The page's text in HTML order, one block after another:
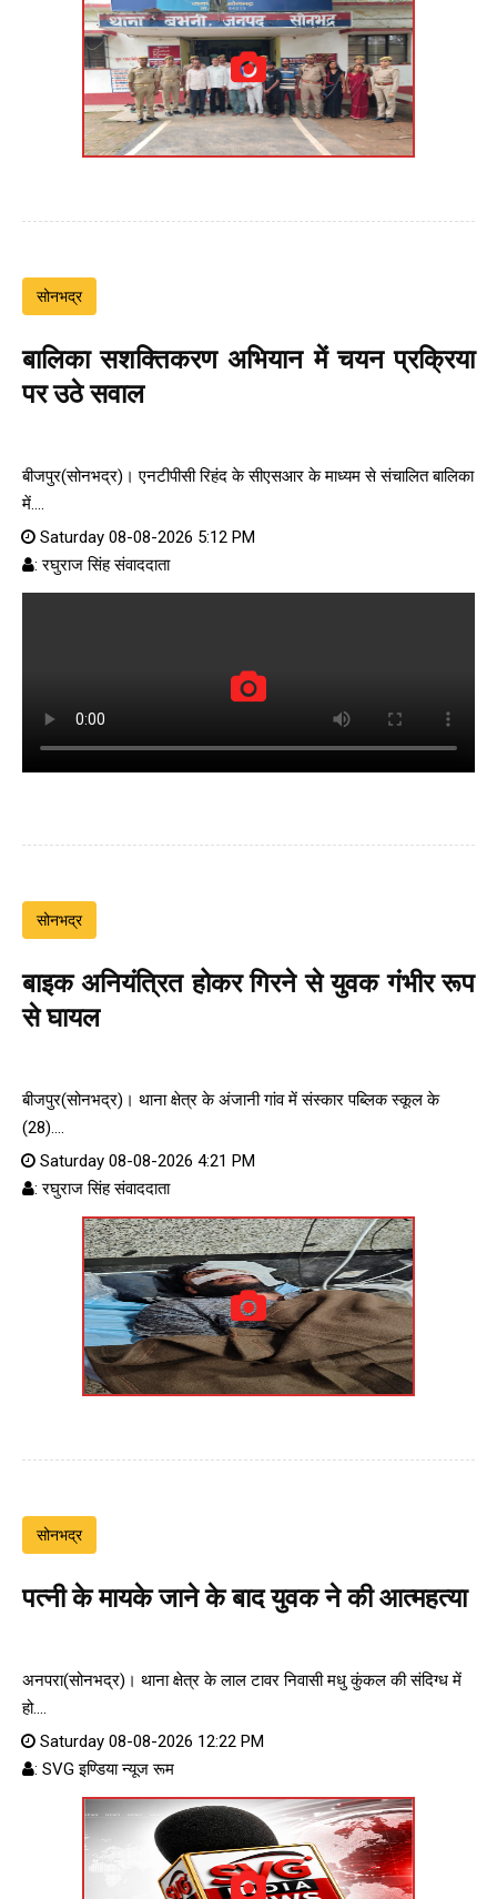
सोनभद्र
बालिका सशक्तिकरण अभियान में चयन प्रक्रिया
पर उठे सवाल
बीजपुर(सोनभद्र)। एनटीपीसी रिहंद के सीएसआर के माध्यम से संचालित बालिका
में....
Saturday 08-08-2026 5:12 PM
: रघुराज सिंह संवाददाता
सोनभद्र
बाइक अनियंत्रित होकर गिरने से युवक गंभीर रूप
से घायल
बीजपुर(सोनभद्र)। थाना क्षेत्र के अंजानी गांव में संस्कार पब्लिक स्कूल के
(28)....
Saturday 08-08-2026 4:21 PM
: रघुराज सिंह संवाददाता
सोनभद्र
पत्नी के मायके जाने के बाद युवक ने की आत्महत्या
अनपरा(सोनभद्र)। थाना क्षेत्र के लाल टावर निवासी मधु कुंकल की संदिग्ध में
हो....
Saturday 08-08-2026 12:22 PM
: SVG इण्डिया न्यूज रूम